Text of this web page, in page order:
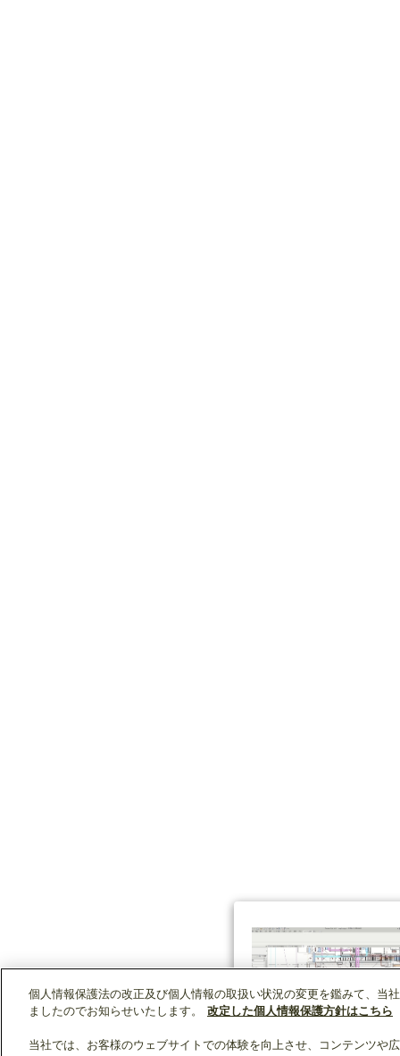
個人情報保護法の改正及び個人情報の取扱い状況の変更を鑑みて、当
ましたのでお知らせいたします。
改定した個人情報保護方針はこちら
当社では、お客様のウェブサイトでの体験を向上させ、コンテンツや